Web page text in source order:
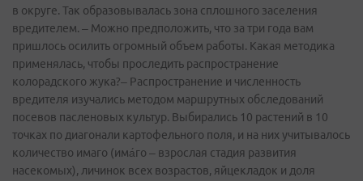
в округе. Так образовывалась зона сплошного заселения
вредителем. – Можно предположить, что за три года вам
пришлось осилить огромный объем работы. Какая методика
применялась, чтобы проследить распространение
колорадского жука?– Распространение и численность
вредителя изучались методом маршрутных обследований
посевов пасленовых культур. Выбирались 10 растений в 10
точках по диагонали картофельного поля, и на них учитывалось
количество имаго (има́го – взрослая стадия развития
насекомых), личинок всех возрастов, яйцекладок и доля